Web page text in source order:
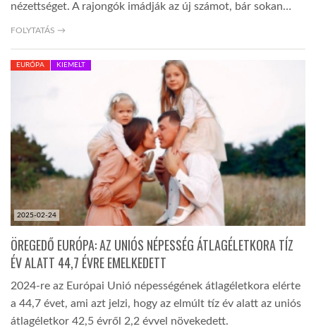
LATIMO.HU
nézettséget. A rajongók imádják az új számot, bár sokan…
FOLYTATÁS →
2025-02-24
EURÓPA KIEMELT
ÖREGEDŐ EURÓPA: AZ UNIÓS NÉPESSÉG ÁTLAGÉLETKORA TÍZ
ÉV ALATT 44,7 ÉVRE EMELKEDETT
2024-re az Európai Unió népességének átlagéletkora elérte
a 44,7 évet, ami azt jelzi, hogy az elmúlt tíz év alatt az uniós
átlagéletkor 42,5 évről 2,2 évvel növekedett.